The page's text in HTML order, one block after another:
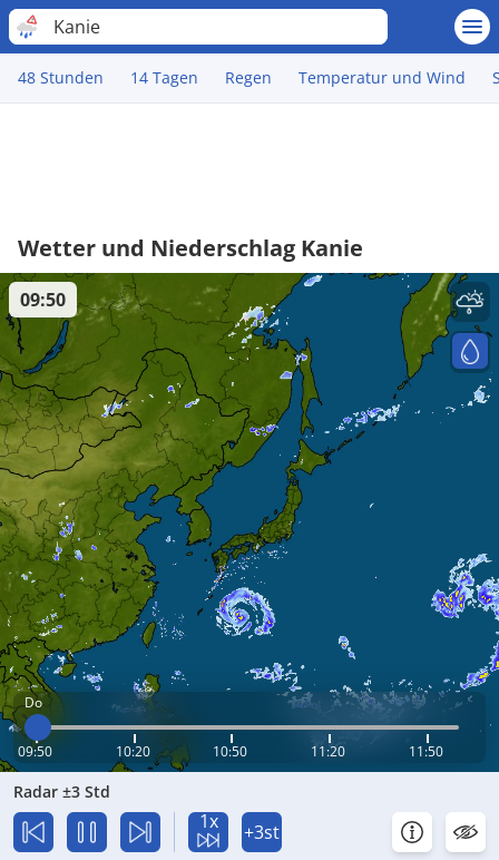
Kanie
48 Stunden 14 Tagen Regen Temperatur und Wind
Wetter und Niederschlag Kanie
Do
09:50 10:20 10:50 11:20 11:50
09:50
Radar ±3 Std
1x +3st